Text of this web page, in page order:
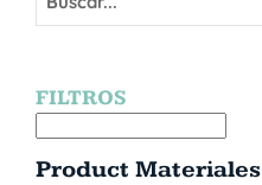
FILTROS
Product Materiales